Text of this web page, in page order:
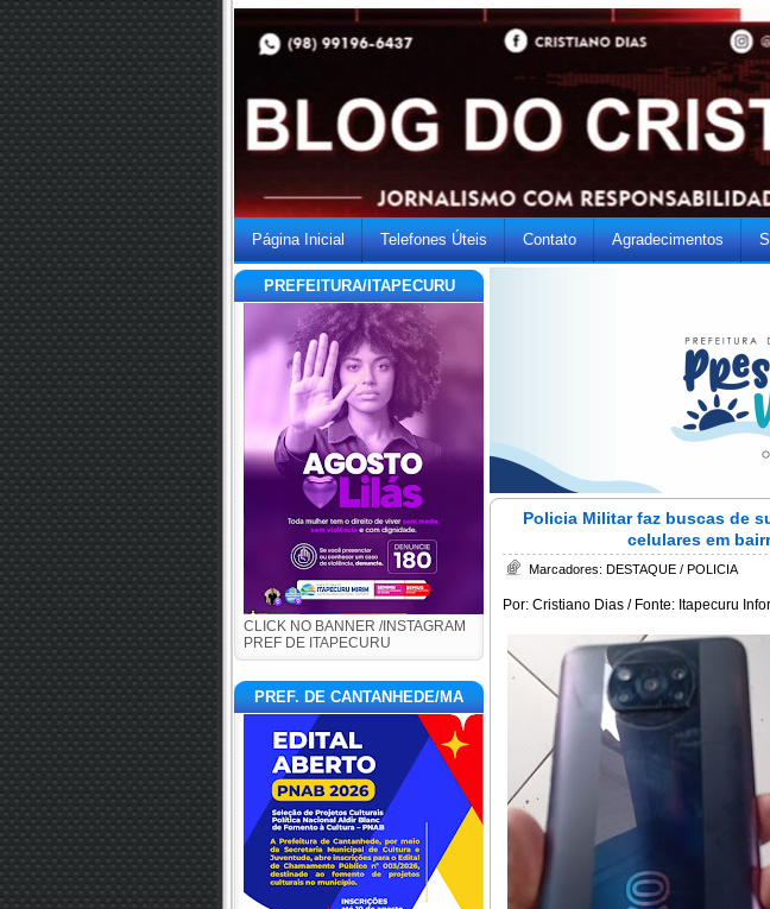
Página Inicial Telefones Úteis Contato Agradecimentos
PREFEITURA/ITAPECURU
CLICK NO BANNER /INSTAGRAM
PREF DE ITAPECURU
PREF. DE CANTANHEDE/MA
Policia Militar faz buscas de
celulares em
Marcadores: DESTAQUE / POLICIA
Por: Cristiano Dias / Fonte: Itapecuru